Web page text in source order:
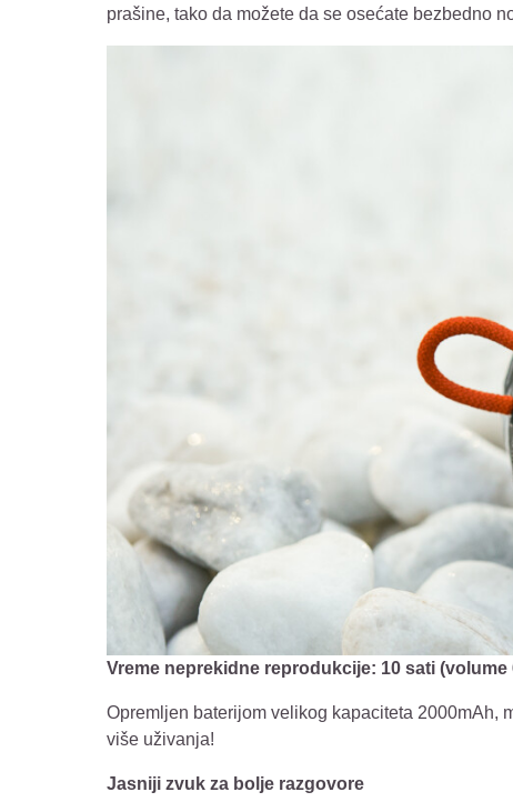
prašine, tako da možete da se osećate bezbedno
Vreme neprekidne reprodukcije: 10 sati (volume
Opremljen baterijom velikog kapaciteta 2000mAh,
više uživanja!
Jasniji zvuk za bolje razgovore